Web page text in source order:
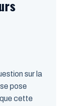
sur la
pose
cette